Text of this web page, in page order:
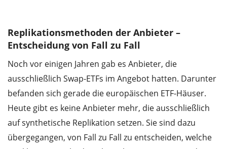
Replikationsmethoden der Anbieter –
Entscheidung von Fall zu Fall
Noch vor einigen Jahren gab es Anbieter, die
ausschließlich Swap-ETFs im Angebot hatten. Darunter
befanden sich gerade die europäischen ETF-Häuser.
Heute gibt es keine Anbieter mehr, die ausschließlich
auf synthetische Replikation setzen. Sie sind dazu
übergegangen, von Fall zu Fall zu entscheiden, welche